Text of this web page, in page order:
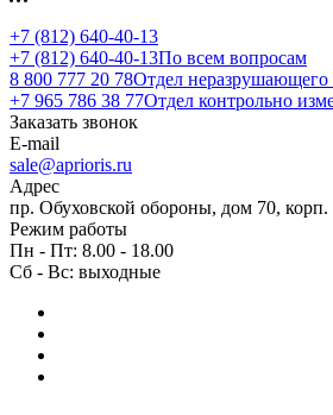
+7 (812) 640-40-13
+7 (812) 640-40-13По всем вопросам
8 800 777 20 78Отдел неразрушающего
+7 965 786 38 77Отдел контрольно
Заказать звонок
E-mail
sale@aprioris.ru
Адрес
пр. Обуховской обороны, дом 70,
Режим работы
Пн - Пт: 8.00 - 18.00
Сб - Вс: выходные